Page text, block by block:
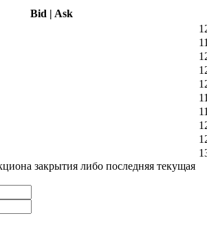
Bid | Ask
закрытия либо последняя текущая